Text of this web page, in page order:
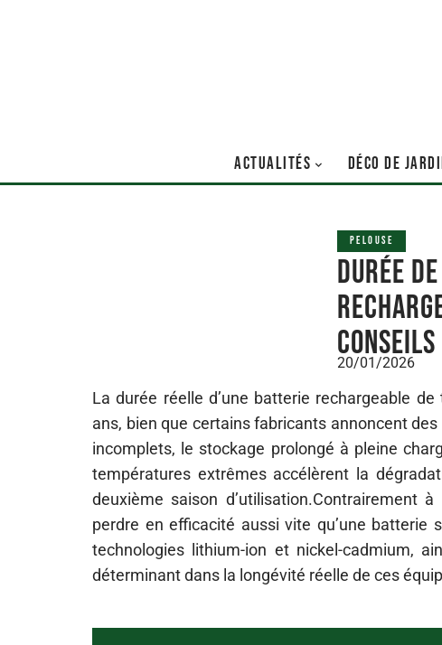
ACTUALITÉS DÉCO DE
PELOUSE
Durée
conseils
20/01/2026
La durée réelle d’une batterie rechargeable
ans, bien que certains fabricants annoncent
incomplets, le stockage prolongé à pleine
températures extrêmes accélèrent la
deuxième saison d’utilisation.Contrairement
perdre en efficacité aussi vite qu’une batterie
technologies lithium-ion et nickel-cadmium,
déterminant dans la longévité réelle de ces